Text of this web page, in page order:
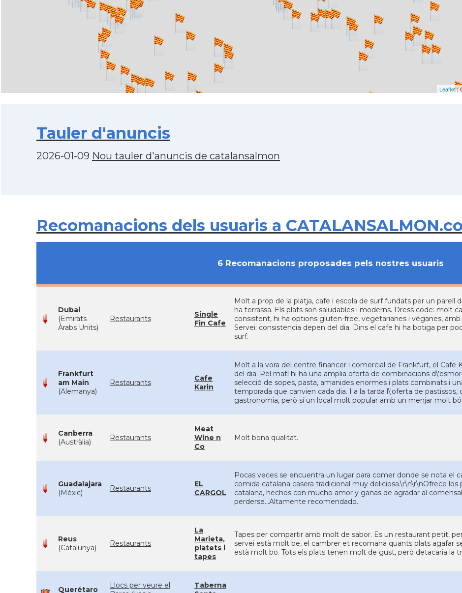
Leaflet|
Tauler d'anuncis
2026-01-09 Nou tauler d'anuncis de catalansalmon
Recomanacions dels usuaris a
6 Recomanacions proposades pels nostres usuaris
Dubai
(Emirats
Àrabs Units)
Restaurants
Single
Fin Cafe
Molt a prop de la platja, cafe i escola de surf fundats per un parell
ha terrassa. Els plats son saludables i moderns. Dress code: molt
consistent, hi ha options gluten-free, vegetarianes i véganes,
Servei: consistencia depen del dia. Dins el cafe hi ha botiga per
surf.
Frankfurt
am Main
(Alemanya)
Restaurants
Cafe
Karin
Molt a la vora del centre financer i comercial de Frankfurt, el
del dia. Pel matí hi ha una amplia oferta de combinacions
selecció de sopes, pasta, amanides enormes i plats combinats i
temporada que canvien cada dia. I a la tarda l\'oferta de
gastronomia, però sí un local molt popular amb un menjar molt bó
Canberra
(Austràlia)
Restaurants
Meat
Wine n
Co
Molt bona qualitat.
Guadalajara
(Mèxic)
Restaurants
EL
CARGOL
Pocas veces se encuentra un lugar para comer donde se nota el
comida catalana casera tradicional muy deliciosa.\r\n\r\nOfrece
catalana, hechos con mucho amor y ganas de agradar al
perderse...Altamente recomendado.
Reus
(Catalunya)
Restaurants
La
Marieta,
platets i
tapes
Tapes per compartir amb molt de sabor. Es un restaurant petit,
servei està molt be, el cambrer et recomana quants plats agafar
està molt bo. Tots els plats tenen molt de gust, però detacaria la
Querétaro
Llocs per veure el
Taberna